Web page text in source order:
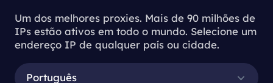
Um dos melhores proxies. Mais de 90 milhões de
IPs estão ativos em todo o mundo. Selecione um
endereço IP de qualquer país ou cidade.
Português